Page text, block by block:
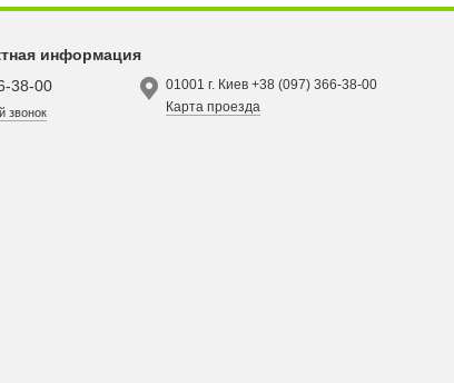
информация
38-00
звонок
01001 г. Киев +38 (097) 366-38-00
Карта проезда